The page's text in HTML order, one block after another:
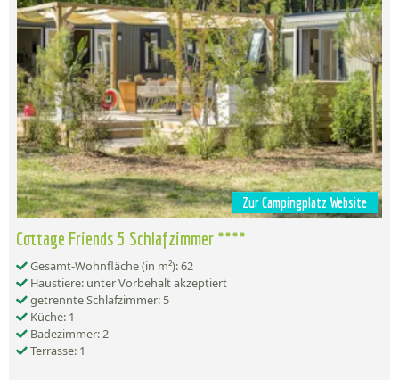
Zur Campingplatz Website
Cottage Friends 5 Schlafzimmer ****
Gesamt-Wohnfläche (in m²): 62
Haustiere: unter Vorbehalt akzeptiert
getrennte Schlafzimmer: 5
Küche: 1
Badezimmer: 2
Terrasse: 1